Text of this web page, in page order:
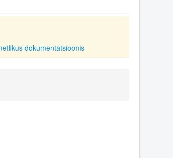
dokumentatsioonis